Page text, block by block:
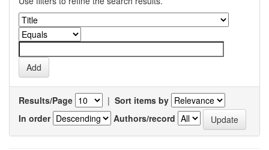
Results/Page | Sort items by
In order
Authors/record